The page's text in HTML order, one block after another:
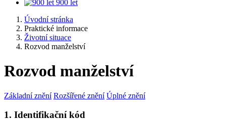
900 let
Úvodní stránka
Praktické informace
Životní situace
Rozvod manželství
Rozvod manželství
Základní znění Rozšířené znění Úplné znění
1. Identifikační kód